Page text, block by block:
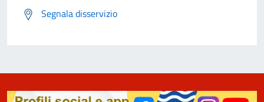
Segnala disservizio